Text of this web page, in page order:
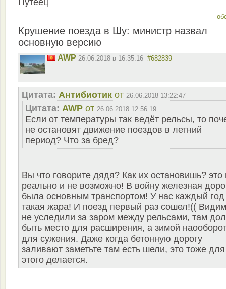
Путеец
Крушение поезда в Шу: министр назвал
основную версию
AWP 26.06.2018 в 16:35:16 #682839
Цитата: Антибиотик от 26.06.2018 13:22:47
Цитата: AWP от 26.06.2018 12:56:19
Если от температуры так ведёт рельсы, то
не остановят движение поездов в летний
период? Что за бред?
Вы что говорите дядя? Как их остановишь? это
реально и не возможно! В войну железная
была основным транспортом! У нас каждый год
такая жара! И поезд первый раз сошел!((
не уследили за заром между рельсами, там
быть место для расширения, а зимой
для сужения. Даже когда бетонную дорогу
заливают заметьте там есть шели, это тоже для
этого делается.